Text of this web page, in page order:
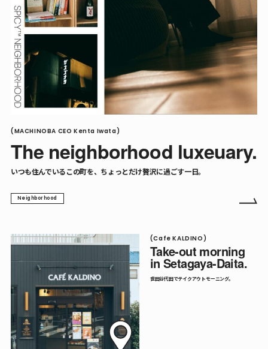
(MACHINOBA CEO Kenta Iwata)
The neighborhood luxeuary.
いつも住んでいるこの町を、ちょっとだけ贅沢に過ごす一日。
Neighborhood
(Cafe KALDINO)
Take-out morning
in Setagaya-Daita.
世田谷代田でテイクアウトモーニング。